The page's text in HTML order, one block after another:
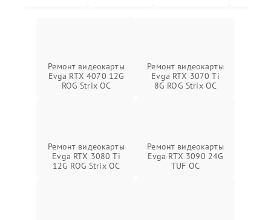
Ремонт видеокарты
Evga RTX 4070 12G
ROG Strix OC
Ремонт видеокарты
Evga RTX 3070 Ti
8G ROG Strix OC
Ремонт видеокарты
Evga RTX 3080 Ti
12G ROG Strix OC
Ремонт видеокарты
Evga RTX 3090 24G
TUF OC